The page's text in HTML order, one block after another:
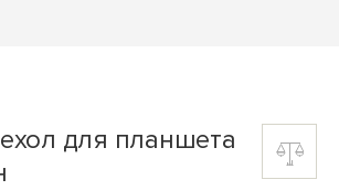
для планшета